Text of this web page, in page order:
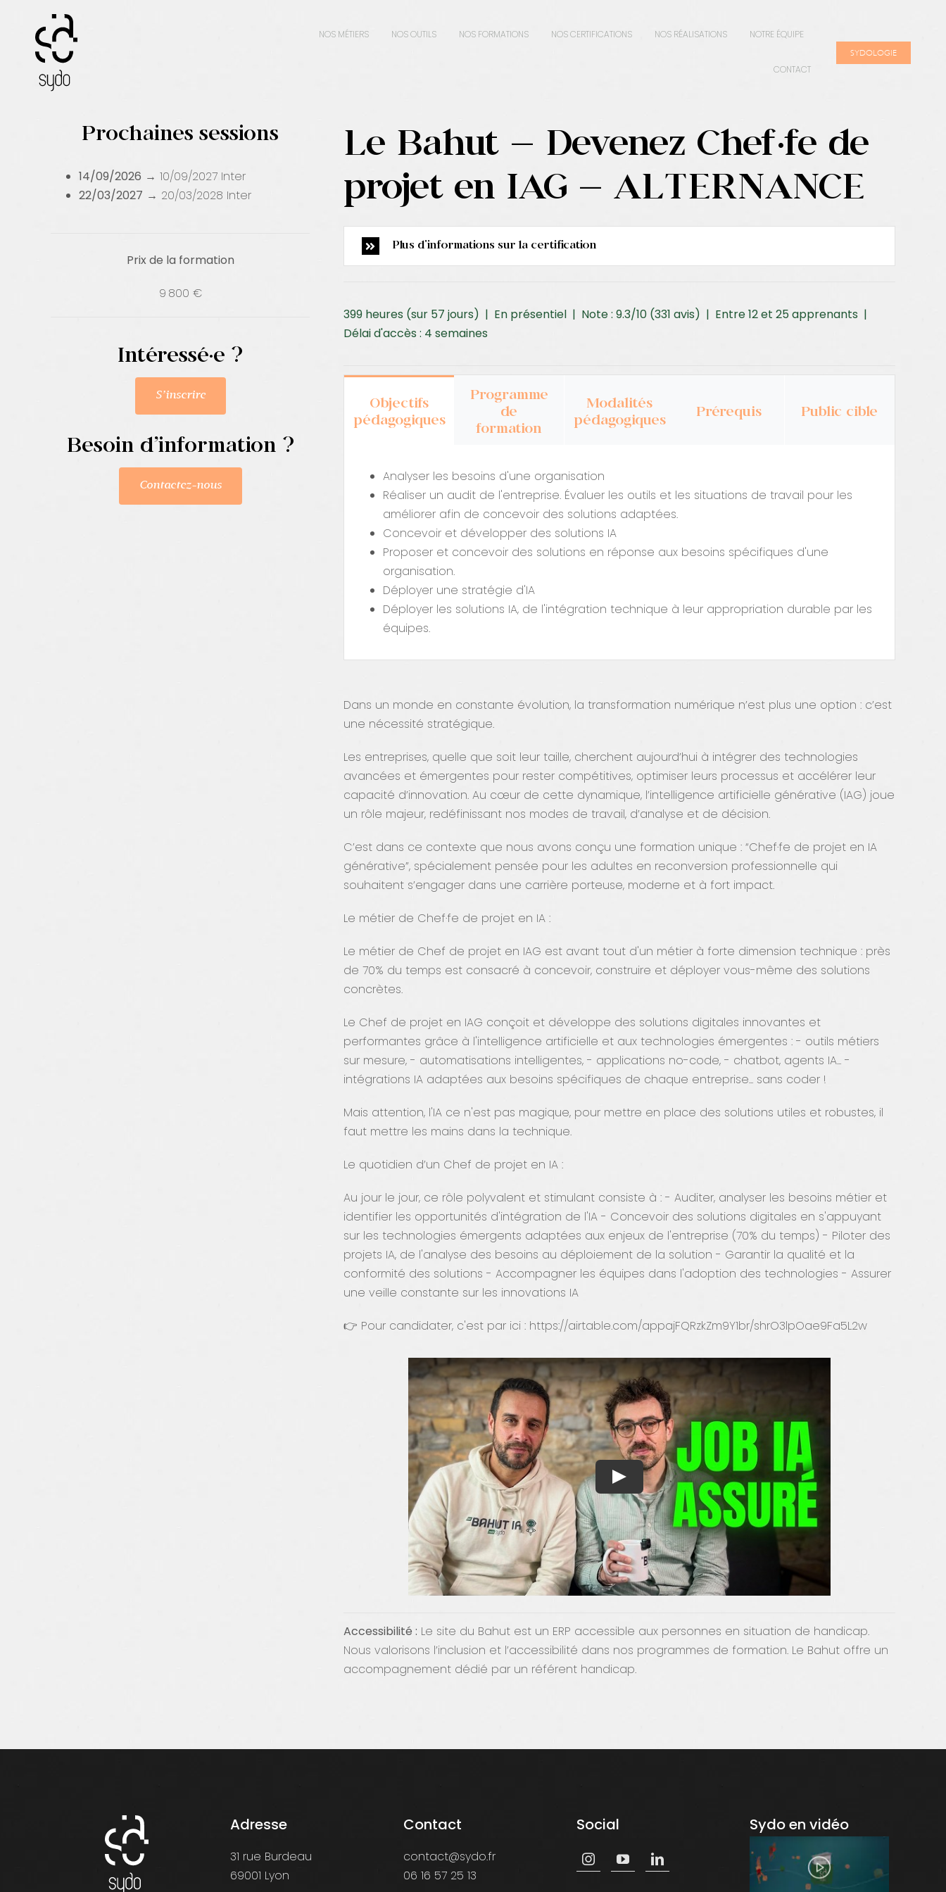
contenu
NOS MÉTIERS NOS OUTILS NOS FORMATIONS NOS CERTIFICATIONS NOS RÉALISATIONS NOTRE ÉQUIPE
CONTACT
SYDOLOGIE
Prochaines sessions
14/09/2026 → 10/09/2027 Inter
22/03/2027 → 20/03/2028 Inter
Prix de la formation
9 800 €
Intéressé·e ?
S’inscrire
Besoin d’information ?
Contactez-nous
Le Bahut – Devenez Chef·fe de
projet en IAG – ALTERNANCE
Plus d'informations sur la certification
399 heures (sur 57 jours) | En présentiel | Note : 9.3/10 (331 avis) | Entre 12 et 25 apprenants |
Délai d'accès : 4 semaines
Objectifs
pédagogiques
Programme
de
formation
Modalités
pédagogiques
Prérequis Public cible
Analyser les besoins d'une organisation
Réaliser un audit de l'entreprise. Évaluer les outils et les situations de travail pour les
améliorer afin de concevoir des solutions adaptées.
Concevoir et développer des solutions IA
Proposer et concevoir des solutions en réponse aux besoins spécifiques d'une
organisation.
Déployer une stratégie d'IA
Déployer les solutions IA, de l'intégration technique à leur appropriation durable par les
équipes.
Dans un monde en constante évolution, la transformation numérique n’est plus une option : c’est
une nécessité stratégique.
Les entreprises, quelle que soit leur taille, cherchent aujourd’hui à intégrer des technologies
avancées et émergentes pour rester compétitives, optimiser leurs processus et accélérer leur
capacité d’innovation. Au cœur de cette dynamique, l’intelligence artificielle générative (IAG) joue
un rôle majeur, redéfinissant nos modes de travail, d’analyse et de décision.
C’est dans ce contexte que nous avons conçu une formation unique : “Chef·fe de projet en IA
générative”, spécialement pensée pour les adultes en reconversion professionnelle qui
souhaitent s’engager dans une carrière porteuse, moderne et à fort impact.
Le métier de Chef·fe de projet en IA :
Le métier de Chef de projet en IAG est avant tout d'un métier à forte dimension technique : près
de 70% du temps est consacré à concevoir, construire et déployer vous-même des solutions
concrètes.
Le Chef de projet en IAG conçoit et développe des solutions digitales innovantes et
performantes grâce à l'intelligence artificielle et aux technologies émergentes : - outils métiers
sur mesure, - automatisations intelligentes, - applications no-code, - chatbot, agents IA... -
intégrations IA adaptées aux besoins spécifiques de chaque entreprise... sans coder !
Mais attention, l'IA ce n'est pas magique, pour mettre en place des solutions utiles et robustes, il
faut mettre les mains dans la technique.
Le quotidien d’un Chef de projet en IA :
Au jour le jour, ce rôle polyvalent et stimulant consiste à : - Auditer, analyser les besoins métier et
identifier les opportunités d'intégration de l'IA - Concevoir des solutions digitales en s'appuyant
sur les technologies émergents adaptées aux enjeux de l'entreprise (70% du temps) - Piloter des
projets IA, de l'analyse des besoins au déploiement de la solution - Garantir la qualité et la
conformité des solutions - Accompagner les équipes dans l'adoption des technologies - Assurer
une veille constante sur les innovations IA
👉 Pour candidater, c'est par ici : https://airtable.com/appajFQRzkZm9Y1br/shrO3lpOae9Fa5L2w
Accessibilité : Le site du Bahut est un ERP accessible aux personnes en situation de handicap.
Nous valorisons l’inclusion et l’accessibilité dans nos programmes de formation. Le Bahut offre un
accompagnement dédié par un référent handicap.
Adresse
31 rue Burdeau
69001 Lyon
Contact
contact@sydo.fr
06 16 57 25 13
Social Sydo en vidéo